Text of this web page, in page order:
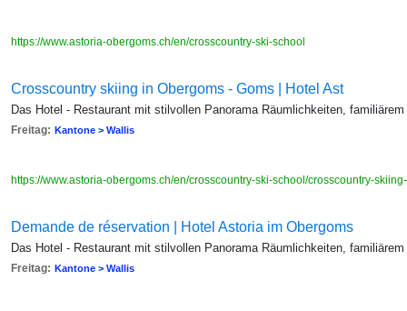
https://www.astoria-obergoms.ch/en/crosscountry-ski-school
Crosscountry skiing in Obergoms - Goms | Hotel Ast
Das Hotel - Restaurant mit stilvollen Panorama Räumlichkeiten,
Freitag: Kantone > Wallis
https://www.astoria-obergoms.ch/en/crosscountry-ski-school/crosscountry-
Demande de réservation | Hotel Astoria im Obergoms
Das Hotel - Restaurant mit stilvollen Panorama Räumlichkeiten,
Freitag: Kantone > Wallis